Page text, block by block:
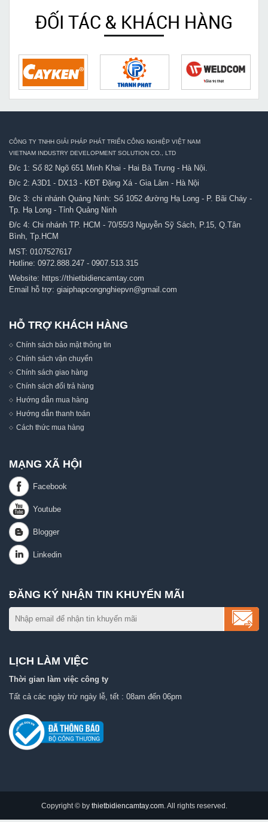
ĐỐI TÁC & KHÁCH HÀNG
CÔNG TY TNHH GIẢI PHÁP PHÁT TRIỂN CÔNG NGHIỆP VIỆT NAM
VIETNAM INDUSTRY DEVELOPMENT SOLUTION CO., LTD
Đ/c 1: Số 82 Ngõ 651 Minh Khai - Hai Bà Trưng - Hà Nội.
Đ/c 2: A3D1 - DX13 - KĐT Đặng Xá - Gia Lâm - Hà Nội
Đ/c 3: chi nhánh Quảng Ninh: Số 1052 đường Hạ Long - P. Bãi Cháy -
Tp. Hạ Long - Tỉnh Quảng Ninh
Đ/c 4: Chi nhánh TP. HCM - 70/55/3 Nguyễn Sỹ Sách, P.15, Q.Tân
Bình, Tp.HCM
MST: 0107527617
Hotline: 0972.888.247 - 0907.513.315
Website: https://thietbidiencamtay.com
Email hỗ trợ: giaiphapcongnghiepvn@gmail.com
HỖ TRỢ KHÁCH HÀNG
Chính sách bảo mật thông tin
Chính sách vận chuyển
Chính sách giao hàng
Chính sách đổi trả hàng
Hướng dẫn mua hàng
Hướng dẫn thanh toán
Cách thức mua hàng
MẠNG XÃ HỘI
ĐĂNG KÝ NHẬN TIN KHUYẾN MÃI
LỊCH LÀM VIỆC
Thời gian làm việc công ty
Tất cả các ngày trừ ngày lễ, tết : 08am đến 06pm
Copyright © by thietbidiencamtay.com. All rights reserved.